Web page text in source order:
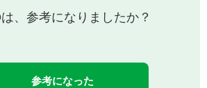
、参考になりましたか？
参考になった